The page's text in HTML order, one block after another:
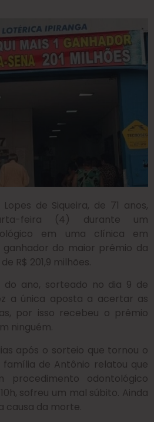
de Siqueira, de 71 anos,
feira (4) durante um
em uma clínica em
ganhador do maior prêmio da
R$ 201,9 milhões.
ano, sorteado no dia 9 de
a única aposta a acertar as
por isso recebeu o prêmio
ninguém.
após o sorteio que tornou o
família de Antônio relatou que
odontológico
sofreu um mal súbito. Ainda
causa da morte.